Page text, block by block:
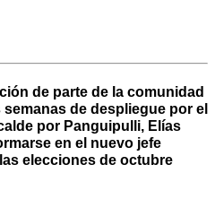
de parte de la comunidad
de despliegue por el
por Panguipulli, Elías
en el nuevo jefe
elecciones de octubre